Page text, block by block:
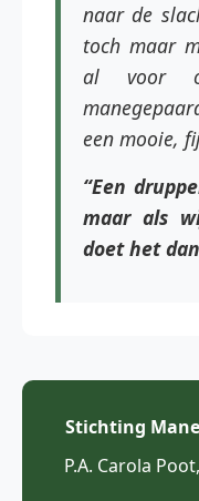
naar de
toch maar
al voor
een mooie,
“Een
maar als
doet het
Stichting
P.A. Carola